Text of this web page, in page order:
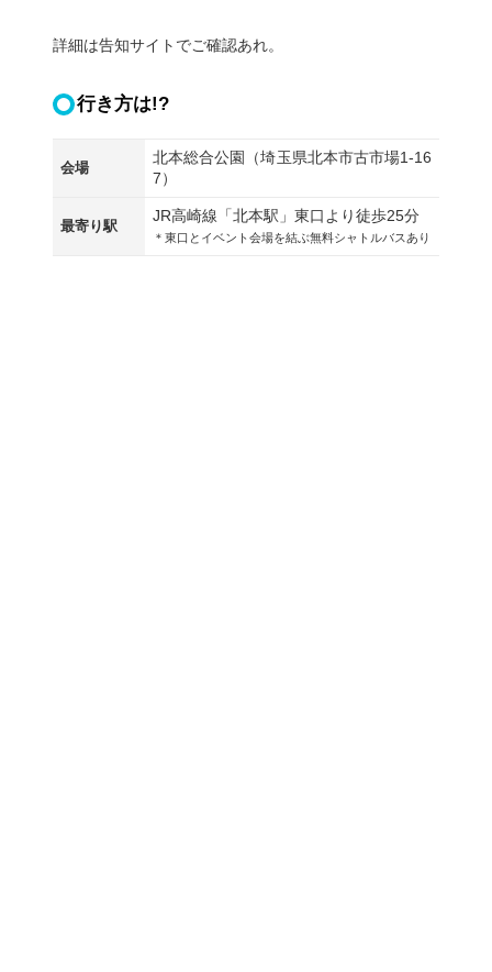
詳細は告知サイトでご確認あれ。
行き方は!?
会場
北本総合公園（埼玉県北本市古市場1-16
7）
最寄り駅
JR高崎線「北本駅」東口より徒歩25分
＊東口とイベント会場を結ぶ無料シャトルバスあり